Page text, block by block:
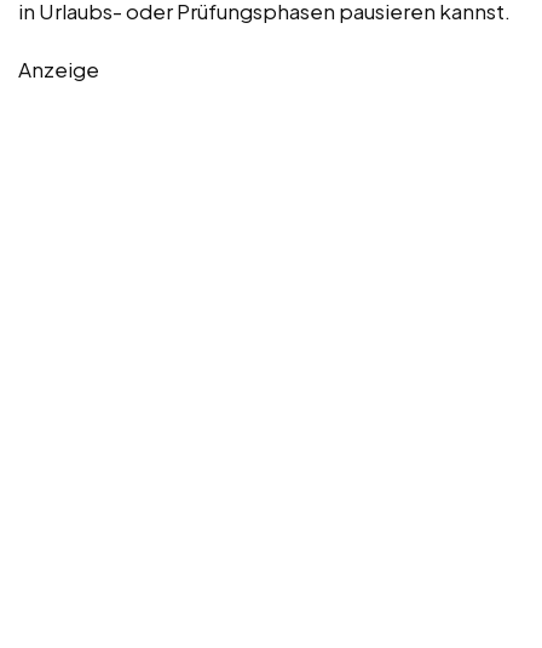
in Urlaubs- oder Prüfungsphasen pausieren kannst.
Anzeige